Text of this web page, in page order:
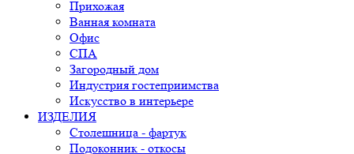
Прихожая
Ванная комната
Офис
СПА
Загородный дом
Индустрия гостеприимства
Искусство в интерьере
ИЗДЕЛИЯ
Столешница - фартук
Подоконник - откосы